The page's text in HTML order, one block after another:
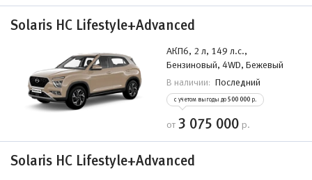
Solaris HC Lifestyle+Advanced
АКП6, 2 л, 149 л.с.,
Бензиновый, 4WD, Бежевый
В наличии: Последний
с учетом выгоды до 500 000 р.
от 3 075 000 р.
Solaris HC Lifestyle+Advanced